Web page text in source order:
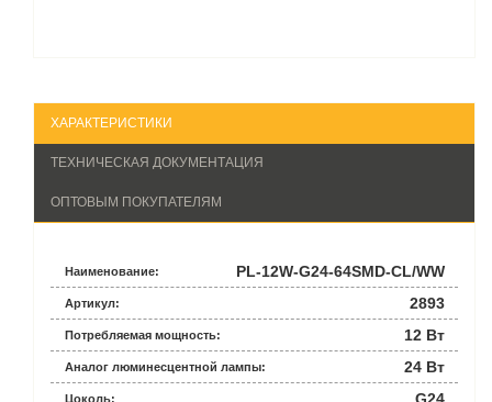
ХАРАКТЕРИСТИКИ
ТЕХНИЧЕСКАЯ ДОКУМЕНТАЦИЯ
ОПТОВЫМ ПОКУПАТЕЛЯМ
Наименование: PL-12W-G24-64SMD-CL/WW
Артикул: 2893
Потребляемая мощность: 12 Вт
Аналог люминесцентной лампы: 24 Вт
Цоколь: G24